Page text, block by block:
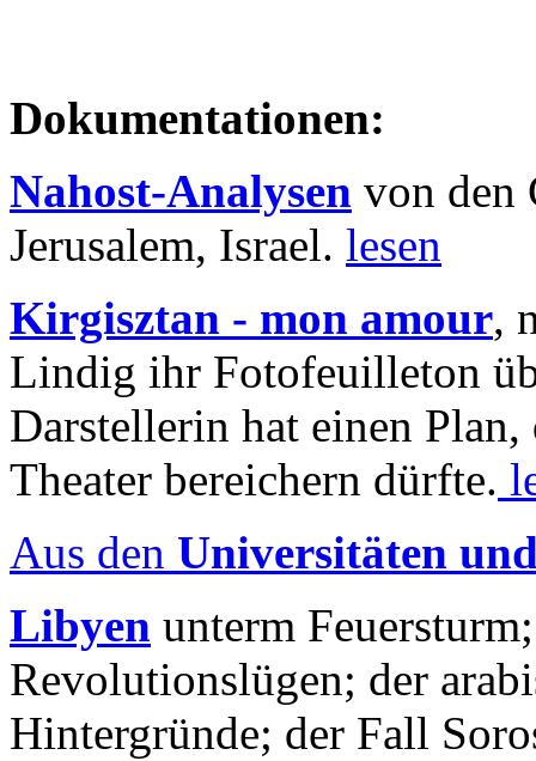
Dokumentationen:
Nahost-Analysen von den
Jerusalem, Israel. lesen
Kirgisztan - mon amour,
Lindig ihr Fotofeuilleton
Darstellerin hat einen Plan,
Theater bereichern dürfte.
Aus den Universitäten
Libyen unterm
Revolutionslügen; der
Hintergründe; der Fall